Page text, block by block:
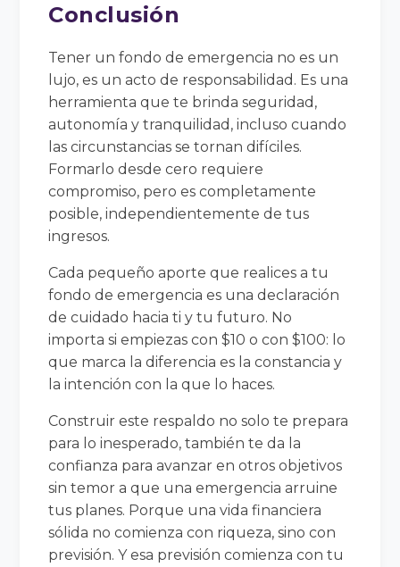
Conclusión
Tener un fondo de emergencia no es un
lujo, es un acto de responsabilidad. Es una
herramienta que te brinda seguridad,
autonomía y tranquilidad, incluso cuando
las circunstancias se tornan difíciles.
Formarlo desde cero requiere
compromiso, pero es completamente
posible, independientemente de tus
ingresos.
Cada pequeño aporte que realices a tu
fondo de emergencia es una declaración
de cuidado hacia ti y tu futuro. No
importa si empiezas con $10 o con $100: lo
que marca la diferencia es la constancia y
la intención con la que lo haces.
Construir este respaldo no solo te prepara
para lo inesperado, también te da la
confianza para avanzar en otros objetivos
sin temor a que una emergencia arruine
tus planes. Porque una vida financiera
sólida no comienza con riqueza, sino con
previsión. Y esa previsión comienza con tu